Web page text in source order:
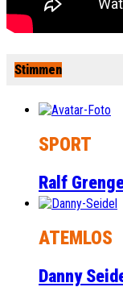
Stimmen
SPORT
Ralf
ATEMLOS
Danny